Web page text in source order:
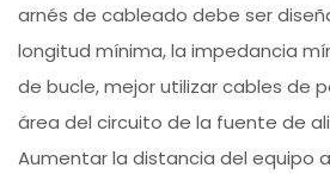
arnés de cableado debe ser
longitud mínima, la impedancia
de bucle, mejor utilizar cables de
área del circuito de la fuente de
Aumentar la distancia del equipo